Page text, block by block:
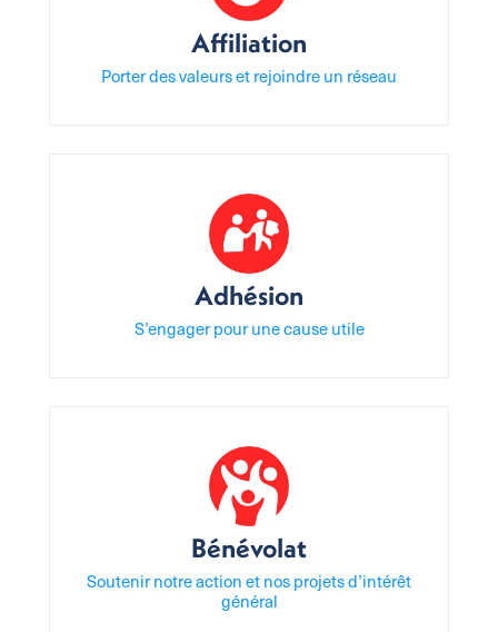
Affiliation
Porter des valeurs et rejoindre un réseau
Adhésion
S’engager pour une cause utile
Bénévolat
Soutenir notre action et nos projets d’intérêt
général